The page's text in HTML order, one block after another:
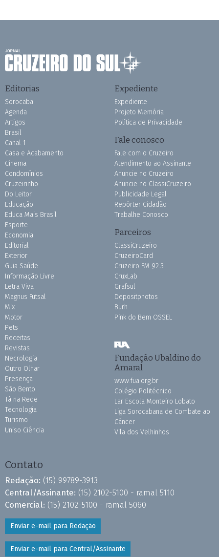
Editorias
Sorocaba
Agenda
Artigos
Brasil
Canal 1
Casa e Acabamento
Cinema
Condomínios
Cruzeirinho
Do Leitor
Educação
Educa Mais Brasil
Esporte
Economia
Editorial
Exterior
Guia Saúde
Informação Livre
Letra Viva
Magnus Futsal
Mix
Motor
Pets
Receitas
Revistas
Necrologia
Outro Olhar
Presença
São Bento
Tá na Rede
Tecnologia
Turismo
Uniso Ciência
Expediente
Expediente
Projeto Memória
Política de Privacidade
Fale conosco
Fale com o Cruzeiro
Atendimento ao Assinante
Anuncie no Cruzeiro
Anuncie no ClassiCruzeiro
Publicidade Legal
Repórter Cidadão
Trabalhe Conosco
Parceiros
ClassiCruzeiro
CruzeiroCard
Cruzeiro FM 92.3
CruxLab
Grafsul
Depositphotos
Burh
Pink do Bem OSSEL
Fundação Ubaldino do
Amaral
www.fua.org.br
Colégio Politécnico
Lar Escola Monteiro Lobato
Liga Sorocabana de Combate ao
Câncer
Vila dos Velhinhos
Contato
Redação: (15) 99789-3913
Central/Assinante: (15) 2102-5100 - ramal 5110
Comercial: (15) 2102-5100 - ramal 5060
Enviar e-mail para Redação
Enviar e-mail para Central/Assinante